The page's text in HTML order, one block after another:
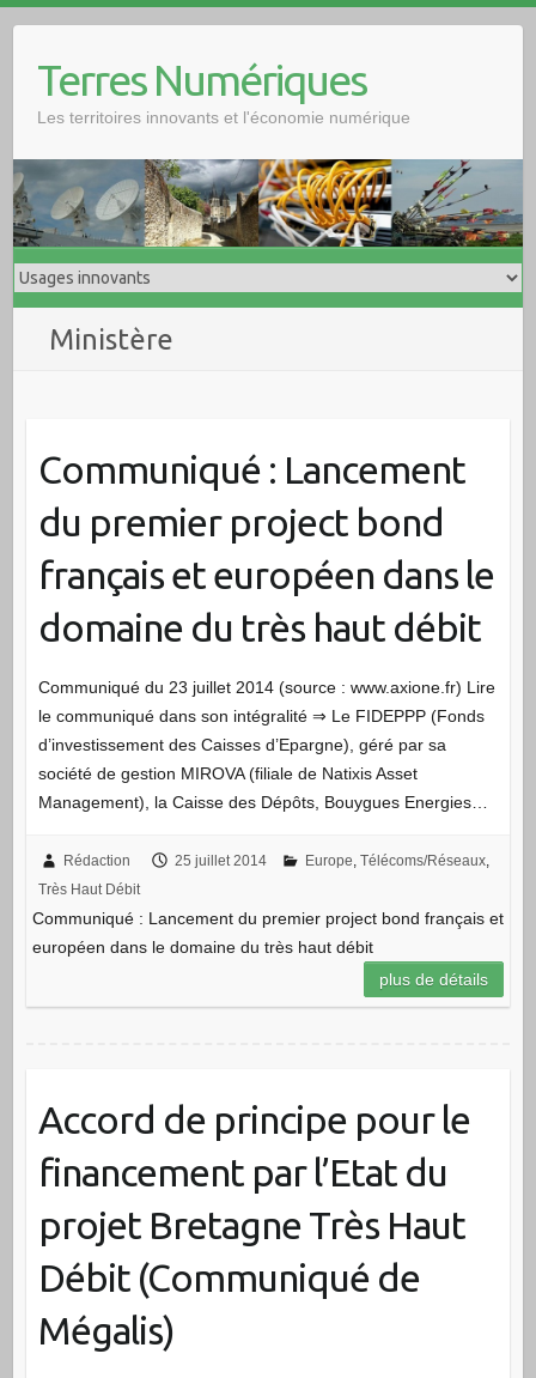
Terres Numériques
Les territoires innovants et l'économie numérique
Ministère
Communiqué : Lancement
du premier project bond
français et européen dans le
domaine du très haut débit
Communiqué du 23 juillet 2014 (source : www.axione.fr) Lire
le communiqué dans son intégralité ⇒ Le FIDEPPP (Fonds
d’investissement des Caisses d’Epargne), géré par sa
société de gestion MIROVA (filiale de Natixis Asset
Management), la Caisse des Dépôts, Bouygues Energies…
Rédaction 25 juillet 2014 Europe, Télécoms/Réseaux,
Très Haut Débit
Communiqué : Lancement du premier project bond français et
européen dans le domaine du très haut débit
plus de détails
Accord de principe pour le
financement par l’Etat du
projet Bretagne Très Haut
Débit (Communiqué de
Mégalis)